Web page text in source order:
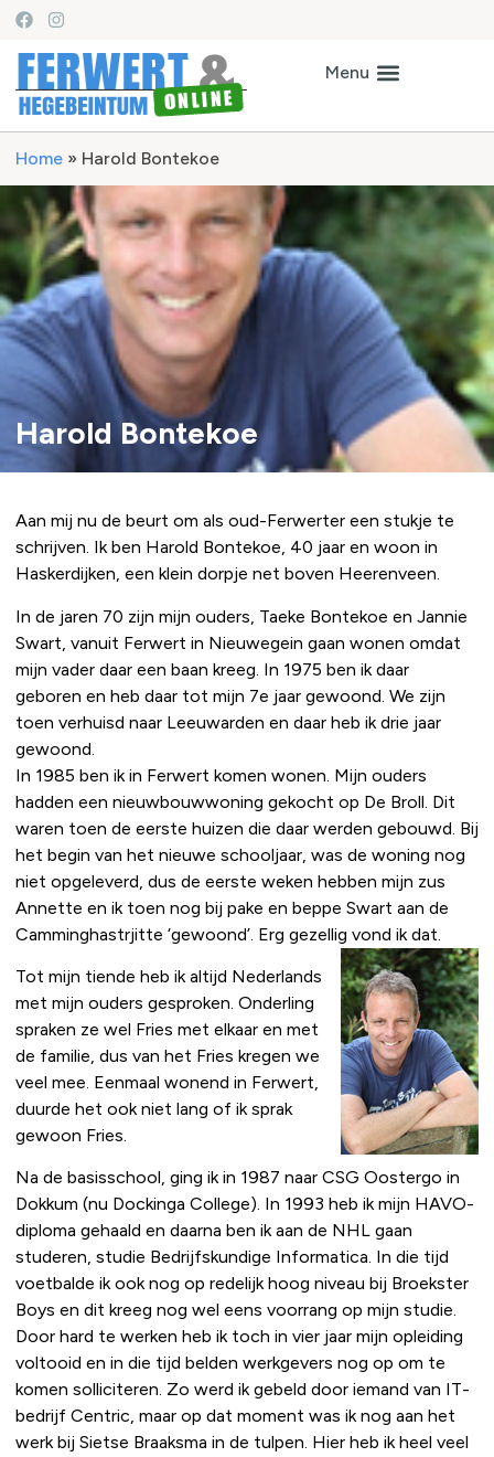
Home » Harold Bontekoe
Harold Bontekoe
Aan mij nu de beurt om als oud-Ferwerter een stukje te
schrijven. Ik ben Harold Bontekoe, 40 jaar en woon in
Haskerdijken, een klein dorpje net boven Heerenveen.
In de jaren 70 zijn mijn ouders, Taeke Bontekoe en Jannie
Swart, vanuit Ferwert in Nieuwegein gaan wonen omdat
mijn vader daar een baan kreeg. In 1975 ben ik daar
geboren en heb daar tot mijn 7e jaar gewoond. We zijn
toen verhuisd naar Leeuwarden en daar heb ik drie jaar
gewoond.
In 1985 ben ik in Ferwert komen wonen. Mijn ouders
hadden een nieuwbouwwoning gekocht op De Broll. Dit
waren toen de eerste huizen die daar werden gebouwd. Bij
het begin van het nieuwe schooljaar, was de woning nog
niet opgeleverd, dus de eerste weken hebben mijn zus
Annette en ik toen nog bij pake en beppe Swart aan de
Camminghastrjitte ‘gewoond’. Erg gezellig vond ik dat.
Tot mijn tiende heb ik altijd Nederlands
met mijn ouders gesproken. Onderling
spraken ze wel Fries met elkaar en met
de familie, dus van het Fries kregen we
veel mee. Eenmaal wonend in Ferwert,
duurde het ook niet lang of ik sprak
gewoon Fries.
Na de basisschool, ging ik in 1987 naar CSG Oostergo in
Dokkum (nu Dockinga College). In 1993 heb ik mijn HAVO-
diploma gehaald en daarna ben ik aan de NHL gaan
studeren, studie Bedrijfskundige Informatica. In die tijd
voetbalde ik ook nog op redelijk hoog niveau bij Broekster
Boys en dit kreeg nog wel eens voorrang op mijn studie.
Door hard te werken heb ik toch in vier jaar mijn opleiding
voltooid en in die tijd belden werkgevers nog op om te
komen solliciteren. Zo werd ik gebeld door iemand van IT-
bedrijf Centric, maar op dat moment was ik nog aan het
werk bij Sietse Braaksma in de tulpen. Hier heb ik heel veel